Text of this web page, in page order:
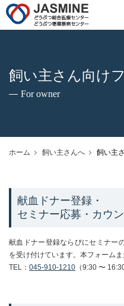
飼い主さん向け
For owner
ホーム 飼い主さんへ 飼い主
献血ドナー登録・
セミナー応募・カウ
献血ドナー登録ならびにセミナー
を受け付けています。本フォーム
TEL： 045-910-1210 （9:30 〜 16:30